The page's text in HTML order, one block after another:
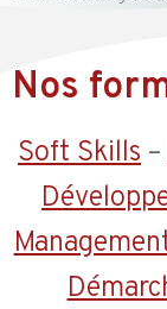
Nos
Soft Skills –